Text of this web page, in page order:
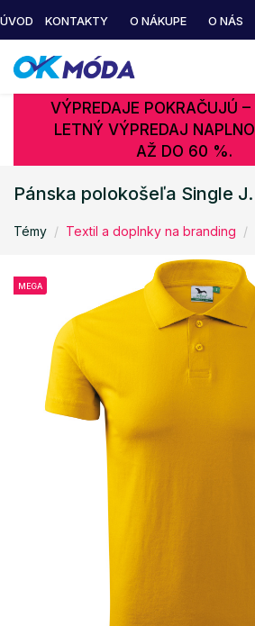
ÚVOD KONTAKTY O NÁKUPE O NÁS
VÝPREDAJE POKRAČUJÚ –
LETNÝ VÝPREDAJ
AŽ DO 60 %.
Pánska polokošeľa Single
Témy Textil a doplnky na branding
MEGA